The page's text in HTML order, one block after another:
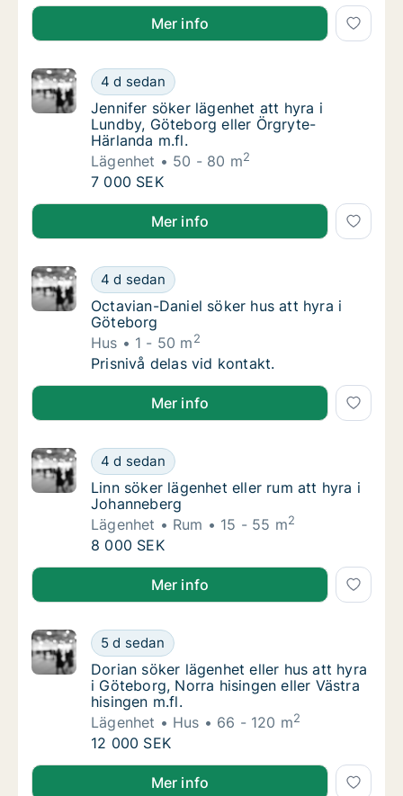
Arman söker rum att hyra i Lundby, Norra hisingen
Mer info
Jennifer söker lägenhet att hyra i Lundby,
4 d sedan
Jennifer söker lägenhet att hyra i Lundby,
Jennifer söker lägenhet att hyra i
Lundby, Göteborg eller Örgryte-
Härlanda m.fl.
Lägenhet
50 - 80 m2
Jennifer söker lägenhet att hyra i Lundby,
7 000 SEK
Jennifer söker lägenhet att hyra i Lundby, Göteborg
Mer info
Octavian-Daniel söker hus att hyra i
4 d sedan
Octavian-Daniel söker hus att hyra i
Octavian-Daniel söker hus att hyra i
Göteborg
Hus
1 - 50 m2
Octavian-Daniel söker hus att hyra i
Prisnivå delas vid kontakt.
Octavian-Daniel söker hus att hyra i Göteborg
Mer info
Linn söker lägenhet eller rum att hyra i
4 d sedan
Linn söker lägenhet eller rum att hyra i
Linn söker lägenhet eller rum att hyra i
Johanneberg
Lägenhet
Rum 15 - 55 m2
Linn söker lägenhet eller rum att hyra i
8 000 SEK
Linn söker lägenhet eller rum att hyra i Johanneberg
Mer info
Dorian söker lägenhet eller hus att hyra i
5 d sedan
Dorian söker lägenhet eller hus att hyra i
Dorian söker lägenhet eller hus att hyra
i Göteborg, Norra hisingen eller Västra
hisingen m.fl.
Lägenhet
Hus 66 - 120 m2
Dorian söker lägenhet eller hus att hyra i
12 000 SEK
Dorian söker lägenhet eller hus att hyra i Göteborg,
Mer info